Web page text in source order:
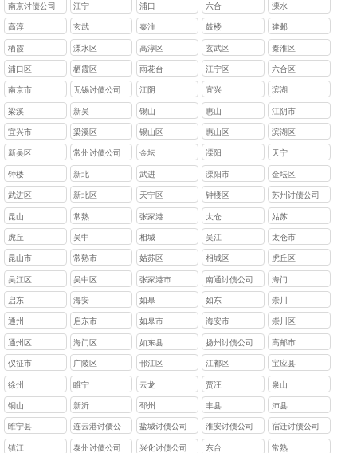
南京讨债公司 江宁 浦口 六合 溧水
高淳 玄武 秦淮 鼓楼 建邺
栖霞 溧水区 高淳区 玄武区 秦淮区
浦口区 栖霞区 雨花台 江宁区 六合区
南京市 无锡讨债公司 江阴 宜兴 滨湖
梁溪 新吴 锡山 惠山 江阴市
‌宜兴市 梁溪区 ‌锡山区 惠山区 滨湖区
新吴区 常州讨债公司 金坛 溧阳 天宁
钟楼 新北 武进 溧阳市 金坛区
武进区 新北区 天宁区 钟楼区 苏州讨债公司
昆山 常熟 张家港 太仓 姑苏
虎丘 吴中 相城 吴江 太仓市
昆山市 常熟市 姑苏区 相城区 虎丘区
吴江区 吴中区 张家港市 南通讨债公司 海门
启东 海安 如皋 如东 崇川
通州 启东市 如皋市 海安市 崇川区
通州区 海门区 如东县 扬州讨债公司 高邮市
仪征市 广陵区 邗江区 江都区 宝应县
徐州 睢宁 云龙 贾汪 泉山
铜山 新沂 邳州 丰县 沛县
睢宁县
连云港讨债公
司
盐城讨债公司 淮安讨债公司 宿迁讨债公司
镇江 泰州讨债公司 兴化讨债公司 东台 常熟